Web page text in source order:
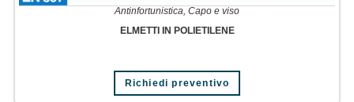
Antinfortunistica, Capo e viso
ELMETTI IN POLIETILENE
Richiedi preventivo